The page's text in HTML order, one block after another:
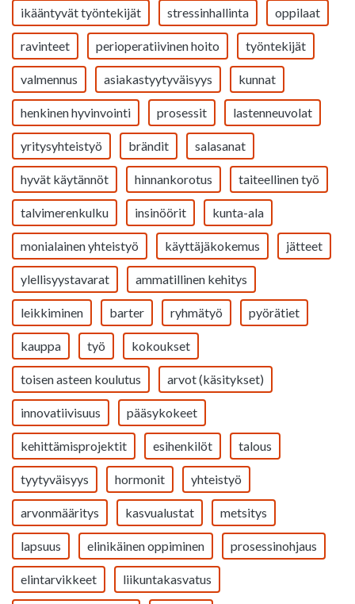
ikääntyvät työntekijät stressinhallinta oppilaat
ravinteet perioperatiivinen hoito työntekijät
valmennus asiakastyytyväisyys kunnat
henkinen hyvinvointi prosessit lastenneuvolat
yritysyhteistyö brändit salasanat
hyvät käytännöt hinnankorotus taiteellinen työ
talvimerenkulku insinöörit kunta-ala
monialainen yhteistyö käyttäjäkokemus jätteet
ylellisyystavarat ammatillinen kehitys
leikkiminen barter ryhmätyö pyörätiet
kauppa työ kokoukset
toisen asteen koulutus arvot (käsitykset)
innovatiivisuus pääsykokeet
kehittämisprojektit esihenkilöt talous
tyytyväisyys hormonit yhteistyö
arvonmääritys kasvualustat metsitys
lapsuus elinikäinen oppiminen prosessinohjaus
elintarvikkeet liikuntakasvatus